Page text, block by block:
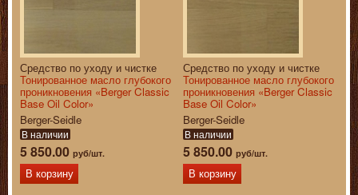
Средство по уходу и чистке
Тонированное масло глубокого
проникновения «Berger Classic
Base Oil Color»
Berger-Seidle
В наличии
5 850.00 руб/шт.
В корзину
Средство по уходу и чистке
Тонированное масло глубокого
проникновения «Berger Classic
Base Oil Color»
Berger-Seidle
В наличии
5 850.00 руб/шт.
В корзину